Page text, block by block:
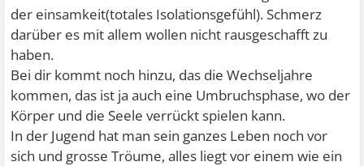
der einsamkeit(totales Isolationsgefühl). Schmerz
darüber es mit allem wollen nicht rausgeschafft zu
haben.
Bei dir kommt noch hinzu, das die Wechseljahre
kommen, das ist ja auch eine Umbruchsphase, wo der
Körper und die Seele verrückt spielen kann.
In der Jugend hat man sein ganzes Leben noch vor
sich und grosse Tröume, alles liegt vor einem wie ein